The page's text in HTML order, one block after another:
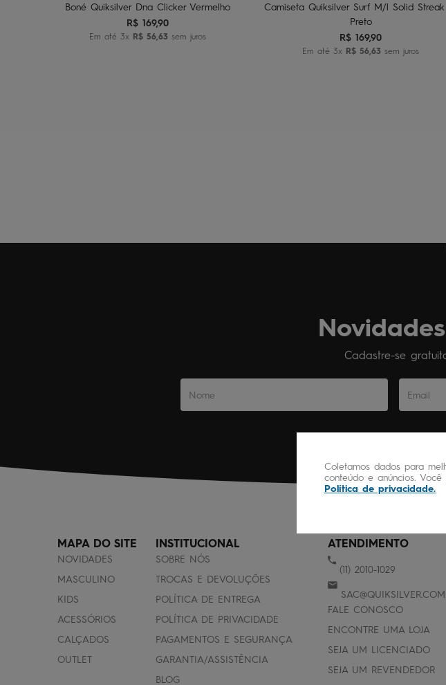
Coletamos dados para
conteúdo e anúncios.
Política de privacidade.
Boné Quiksilver Dna Clicker Vermelho
R$ 169,90
Em até3x R$ 56,63 sem juros
Camiseta Quiksilver Surf M/l Solid Streak
Preto
R$ 169,90
Em até3x R$ 56,63 sem juros
Cadastre-se
MAPA DO SITE
NOVIDADES
MASCULINO
KIDS
ACESSÓRIOS
CALÇADOS
OUTLET
INSTITUCIONAL
SOBRE NÓS
TROCAS E DEVOLUÇÕES
POLÍTICA DE ENTREGA
POLÍTICA DE PRIVACIDADE
PAGAMENTOS E SEGURANÇA
GARANTIA/ASSISTÊNCIA
BLOG
ATENDIMENTO
(11) 2010-1029
FALE CONOSCO
ENCONTRE UMA LOJA
SEJA UM LICENCIADO
SEJA UM REVENDEDOR